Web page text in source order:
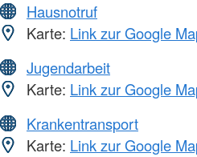
Hausnotruf
Karte: Link zur Google
Jugendarbeit
Karte: Link zur Google
Krankentransport
Karte: Link zur Google